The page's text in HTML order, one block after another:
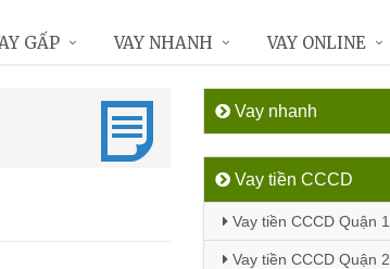
Vay nhanh
Vay tiền CCCD
Vay tiền CCCD Quận 1
Vay tiền CCCD Quận 2
GẤP VAY NHANH VAY ONLINE